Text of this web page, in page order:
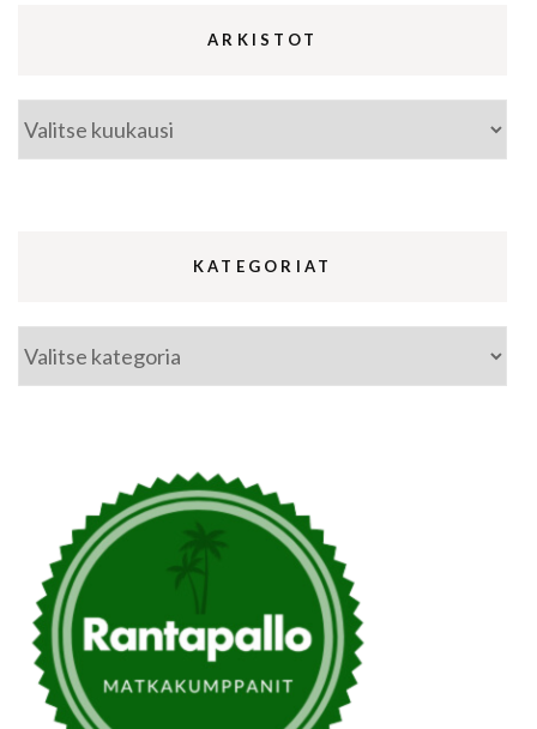
ARKISTOT
Arkistot
KATEGORIAT
Kategoriat